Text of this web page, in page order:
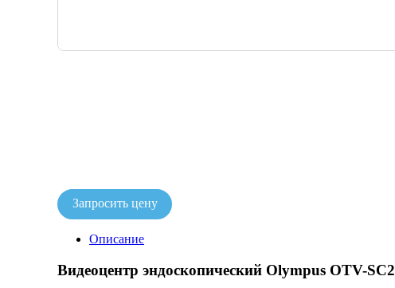
Запросить цену
Описание
Видеоцентр эндоскопический Olympus OTV-SC2